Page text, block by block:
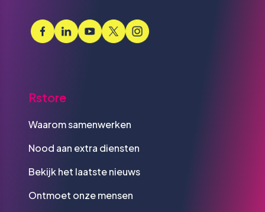
Rstore
Waarom samenwerken
Nood aan extra diensten
Bekijk het laatste nieuws
Ontmoet onze mensen